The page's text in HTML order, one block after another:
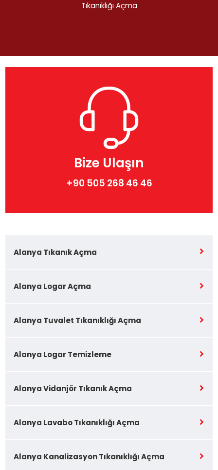
Tıkanıklığı Açma
Bize Ulaşın
+90 505 268 46 46
Alanya Tıkanık Açma
Alanya Logar Açma
Alanya Tuvalet Tıkanıklığı Açma
Alanya Logar Temizleme
Alanya Vidanjör Tıkanık Açma
Alanya Lavabo Tıkanıklığı Açma
Alanya Kanalizasyon Tıkanıklığı Açma